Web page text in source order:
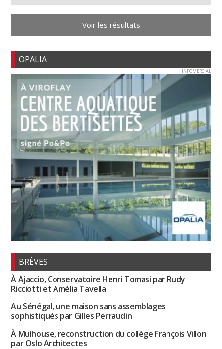
Voir les résultats
OPALIA
INFOMERCIAL
BRÈVES
À Ajaccio, Conservatoire Henri Tomasi par Rudy
Ricciotti et Amélia Tavella
Au Sénégal, une maison sans assemblages
sophistiqués par Gilles Perraudin
À Mulhouse, reconstruction du collège François Villon
par Oslo Architectes